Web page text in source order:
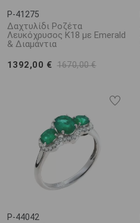
P-41275
Δαχτυλίδι Ροζέτα
Λευκόχρυσος Κ18 με Emerald
& Διαμάντια
1392,00 € 1670,00 €
P-44042